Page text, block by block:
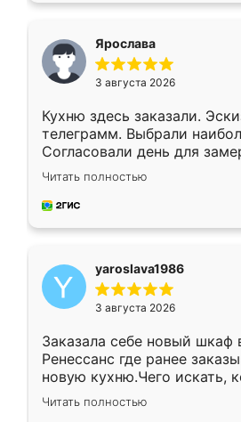
Ярослава
3 августа 2026
Кухню здесь заказали.
телеграмм. Выбрали
Согласовали день для
недели кухня была уже
довольны работой. Спасибо
мебель за качественную
Читать полностью
yaroslava1986
3 августа 2026
Заказала себе новый шкаф
Ренессанс где ранее
новую кухню.Чего искать,
вполне довольна. Служит
два года, нареканий нет.
Читать полностью